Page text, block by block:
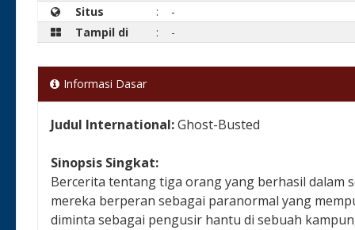
Situs :
-
Tampil di
: -
Informasi Dasar
Judul International:Ghost-Busted
Sinopsis Singkat:
Bercerita tentang tiga orang yang berhasil dalam
mereka berperan sebagai paranormal yang
diminta sebagai pengusir hantu di sebuah